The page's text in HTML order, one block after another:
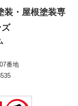
装・屋根塗装専
番地